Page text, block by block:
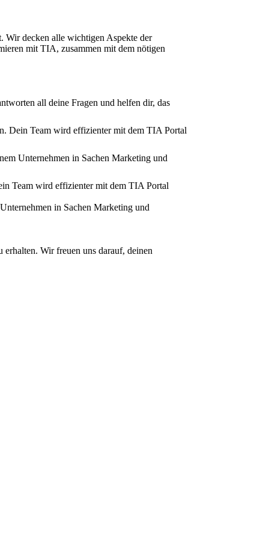
Wir decken alle wichtigen Aspekte der
mit TIA, zusammen mit dem nötigen
all deine Fragen und helfen dir, das
Dein Team wird effizienter mit dem TIA Portal
Unternehmen in Sachen Marketing und
Team wird effizienter mit dem TIA Portal
in Sachen Marketing und
Wir freuen uns darauf, deinen